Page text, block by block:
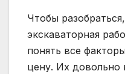
Чтобы
экскаваторная
понять все
цену. Их